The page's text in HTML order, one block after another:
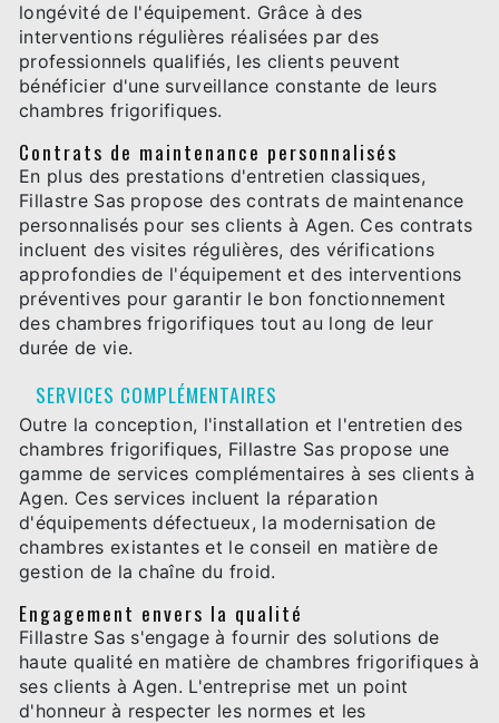
longévité de l'équipement. Grâce à des
interventions régulières réalisées par des
professionnels qualifiés, les clients peuvent
bénéficier d'une surveillance constante de leurs
chambres frigorifiques.
Contrats de maintenance personnalisés
En plus des prestations d'entretien classiques,
Fillastre Sas propose des contrats de maintenance
personnalisés pour ses clients à Agen. Ces contrats
incluent des visites régulières, des vérifications
approfondies de l'équipement et des interventions
préventives pour garantir le bon fonctionnement
des chambres frigorifiques tout au long de leur
durée de vie.
SERVICES COMPLÉMENTAIRES
Outre la conception, l'installation et l'entretien des
chambres frigorifiques, Fillastre Sas propose une
gamme de services complémentaires à ses clients à
Agen. Ces services incluent la réparation
d'équipements défectueux, la modernisation de
chambres existantes et le conseil en matière de
gestion de la chaîne du froid.
Engagement envers la qualité
Fillastre Sas s'engage à fournir des solutions de
haute qualité en matière de chambres frigorifiques à
ses clients à Agen. L'entreprise met un point
d'honneur à respecter les normes et les